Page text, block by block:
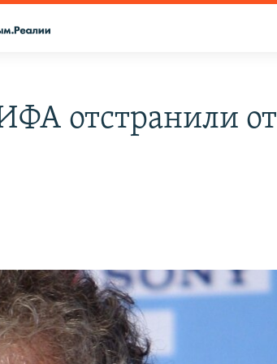
отстранили от